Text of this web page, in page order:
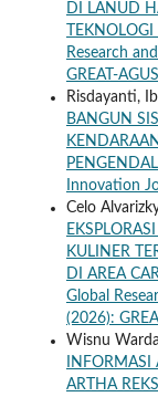
DI LANUD
Research
GREAT-
Risdayanti,
BANGUN
Innovation
Celo
KULINER
DI AREA
Global
(2026):
Wisnu
INFORMASI
ARTHA